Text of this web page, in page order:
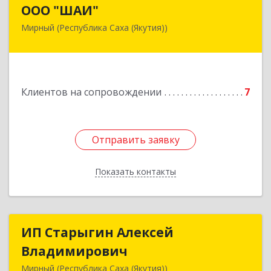
ООО "ШАИ"
Мирный (Республика Саха (Якутия))
Клиентов на сопровождении 7
Отправить заявку
Показать контакты
678175, Республика Саха (Якутия), у.
Подробнее
Отправить заявку
Назад
ИП Старыгин Алексей
Владимирович
Мирный (Республика Саха (Якутия))
ИП Старыгин Алексей